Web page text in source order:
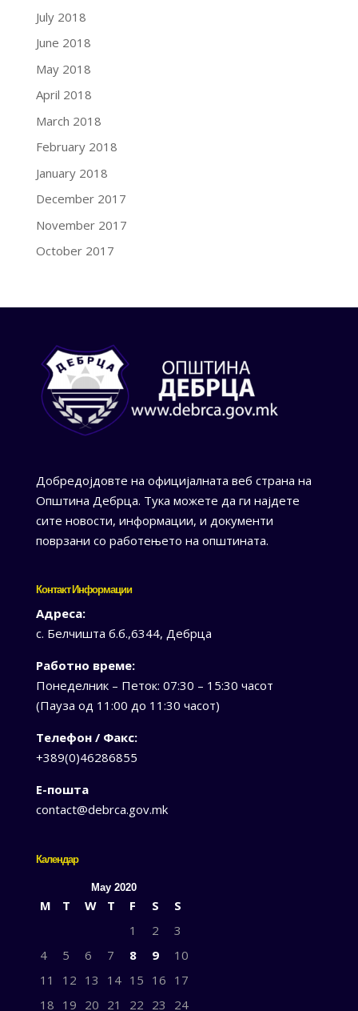
July 2018
June 2018
May 2018
April 2018
March 2018
February 2018
January 2018
December 2017
November 2017
October 2017
Добредојдовте на официјалната веб страна на
Општина Дебрца. Тука можете да ги најдете
сите новости, информации, и документи
поврзани со работењето на општината.
Контакт Информации
Адреса:
с. Белчишта б.б.,6344, Дебрца
Работно време:
Понеделник – Петок: 07:30 – 15:30 часот
(Пауза од 11:00 до 11:30 часот)
Телефон / Факс:
+389(0)46286855
Е-пошта
contact@debrca.gov.mk
Календар
May 2020
M T W T F S
S
1
2
3
4
5 6 7 8 9
10
11
12 13 14 15 16 17
18 19 20 21 22 23 24